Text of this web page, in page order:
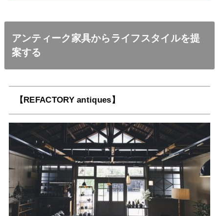
アンティーク家具からライフスタイルを提
案する
【REFACTORY antiques】